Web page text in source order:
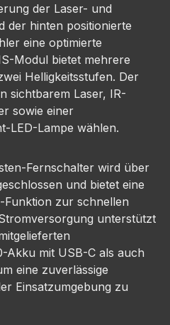
der Laser- und
der hinten positionierte
eine optimierte
Modul bietet mehrere
Helligkeitsstufen. Der
sichtbarem Laser, IR-
sowie einer
LED-Lampe wählen.
Fernschalter wird über
und bietet eine
Funktion zur schnellen
unterstützt
Akku mit USB-C als auch
eine zuverlässige
Einsatzumgebung zu